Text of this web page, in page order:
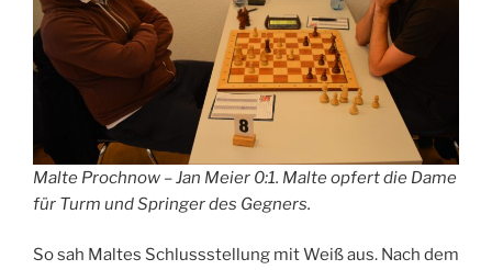
Malte Prochnow – Jan Meier 0:1. Malte opfert die Dame
für Turm und Springer des Gegners.
So sah Maltes Schlussstellung mit Weiß aus. Nach dem